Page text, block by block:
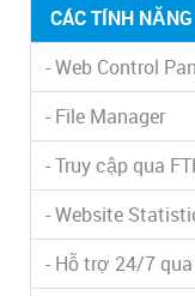
CÁC TÍNH
- Web Control
- File Manager
- Truy cập qua
- Website
- Hỗ trợ 24/7